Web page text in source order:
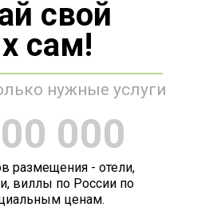
свой
сам!
нужные услуги
000
размещения - отели,
виллы по России по
ценам.